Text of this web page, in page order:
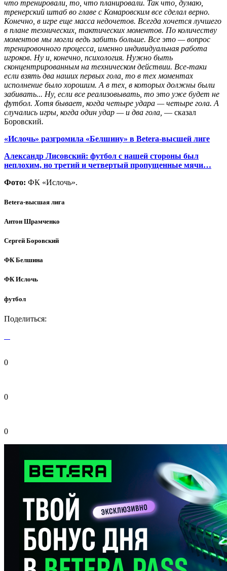
что тренировали, то, что планировали. Так что, думаю,
тренерский штаб во главе с Комаровским все сделал верно.
Конечно, в игре еще масса недочетов. Всегда хочется лучшего
в плане технических, тактических моментов. По количеству
моментов мы могли ведь забить больше. Все это — вопрос
тренировочного процесса, именно индивидуальная работа
игроков. Ну и, конечно, психология. Нужно быть
сконцентрированным на техническом действии. Все-таки
если взять два наших первых гола, то в тех моментах
исполнение было хорошим. А в тех, в которых должны были
забивать... Ну, если все реализовывать, то это уже будет не
футбол. Хотя бывает, когда четыре удара — четыре гола. А
случались игры, когда один удар — и два гола, — сказал
Боровский.
«Ислочь» разгромила «Белшину» в Betera-высшей лиге
Александр Лисовский: футбол с нашей стороны был
неплохим, но третий и четвертый пропущенные мячи…
Фото: ФК «Ислочь».
Betera-высшая лига
Антон Шрамченко
Сергей Боровский
ФК Белшина
ФК Ислочь
футбол
Поделиться:
0
0
0